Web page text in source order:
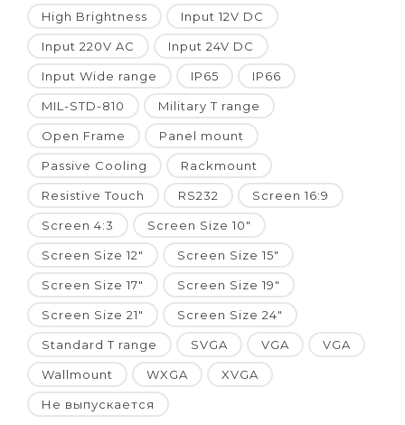
High Brightness Input 12V DC
Input 220V AC Input 24V DC
Input Wide range IP65 IP66
MIL-STD-810 Military T range
Open Frame Panel mount
Passive Cooling Rackmount
Resistive Touch RS232 Screen 16:9
Screen 4:3 Screen Size 10"
Screen Size 12" Screen Size 15"
Screen Size 17" Screen Size 19"
Screen Size 21" Screen Size 24"
Standard T range SVGA VGA VGA
Wallmount WXGA XVGA
Не выпускается